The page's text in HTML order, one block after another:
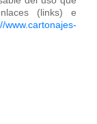
(links) e
www.cartonajes-